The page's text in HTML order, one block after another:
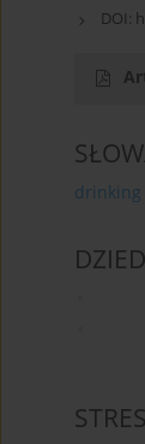
DOI:
drinking